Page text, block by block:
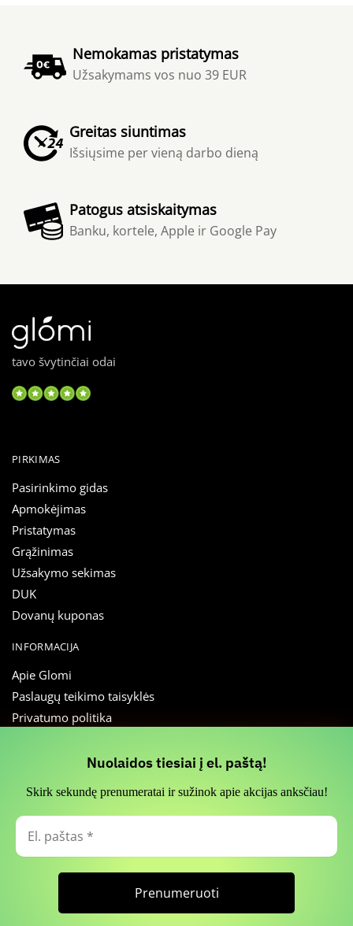
Slapukų naudojimas
slapukų (Cookies) technologiją. Jūs galite pasirinkti sutikti su visų arba
dalies slapukų naudojimu. Detalesnė informacija apie asmens duomenų
tvarkymą pateikiama mūsų
Nuolaidos tiesiai į el. paštą!
Skirk sekundę prenumeratai ir sužinok apie akcijas anksčiau!
El.
paštas
*
Nemokamas pristatymas
Užsakymams vos nuo 39 EUR
Greitas siuntimas
Išsiųsime per vieną darbo dieną
Patogus atsiskaitymas
Banku, kortele, Apple ir Google Pay
tavo švytinčiai odai
PIRKIMAS
Pasirinkimo gidas
Apmokėjimas
Pristatymas
Grąžinimas
Užsakymo sekimas
DUK
Dovanų kuponas
INFORMACIJA
Apie Glomi
Paslaugų teikimo taisyklės
Privatumo politika
SEKITE MUS